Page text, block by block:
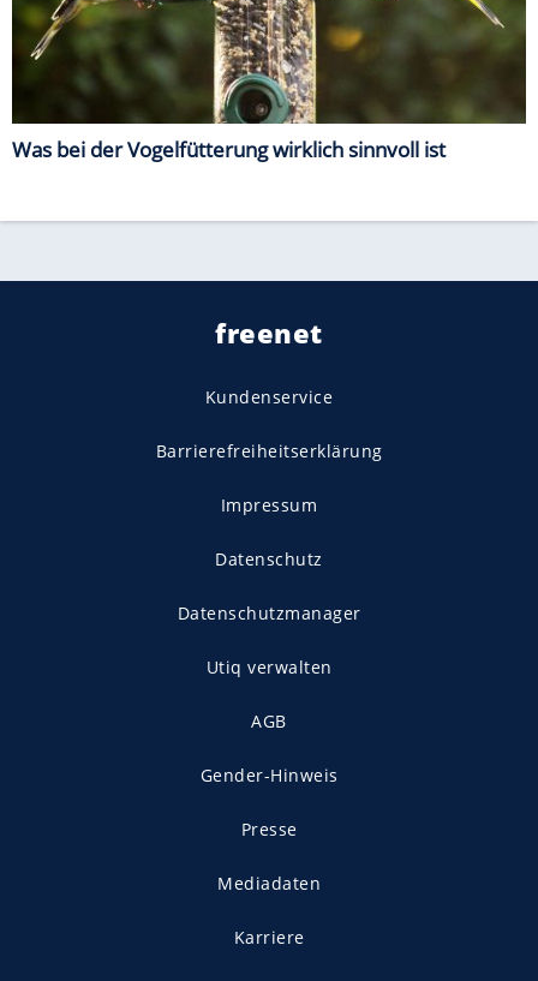
Was bei der Vogelfütterung wirklich sinnvoll ist
freenet
Kundenservice
Barrierefreiheitserklärung
Impressum
Datenschutz
Datenschutzmanager
Utiq verwalten
AGB
Gender-Hinweis
Presse
Mediadaten
Karriere